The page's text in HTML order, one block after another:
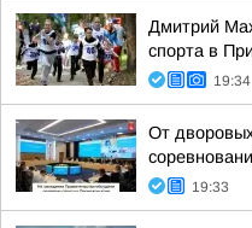
Дмитрий
спорта в
19:34
От
19:33